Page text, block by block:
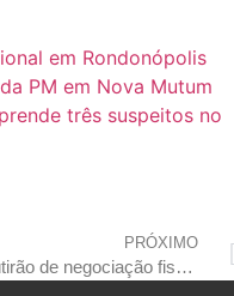
em Rondonópolis
PM em Nova Mutum
três suspeitos no
PRÓXIMO
rondonópolis estende mutirão de negociação fiscal até sexta-feira (16) da próxima semana